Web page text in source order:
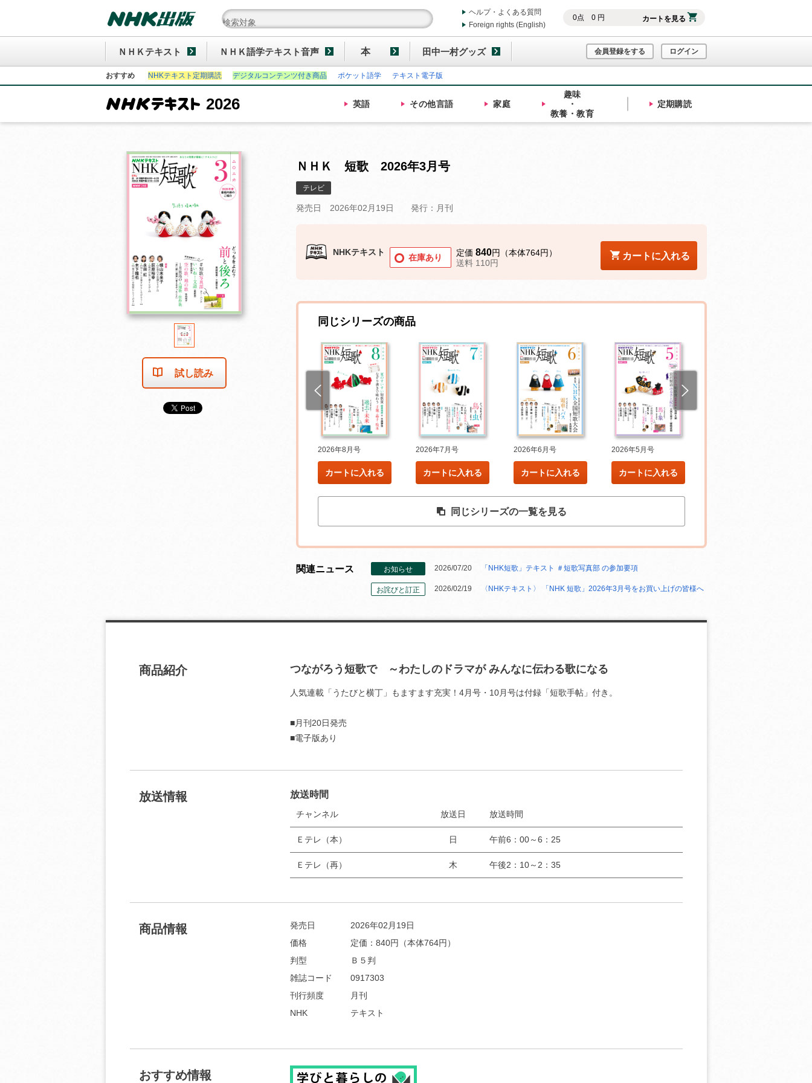
0点 0円 カートを見る
ヘルプ・よくある質問
Foreign rights (English)
ＮＨＫテキスト ＮＨＫ語学テキスト音声 本 田中一村グッズ 会員登録をする ログイン
おすすめ NHKテキスト定期購読 デジタルコンテンツ付き商品 ポケット語学 テキスト電子版
2026 英語 その他言語 家庭
趣味
・
教養・教育
定期購読
試し読み
ＮＨＫ 短歌 2026年3月号
テレビ
発売日 2026年02月19日 発行：月刊
NHKテキスト
在庫あり 定価 840円（本体764円）
送料 110円
カートに入れる
同じシリーズの商品
2026年8月号
カートに入れる
2026年7月号
カートに入れる
2026年6月号
カートに入れる
2026年5月号
カートに入れる
同じシリーズの一覧を見る
関連ニュース お知らせ 2026/07/20 「NHK短歌」テキスト ＃短歌写真部 の参加要項
お詫びと訂正 2026/02/19 〈NHKテキスト〉 「NHK 短歌」2026年3月号をお買い上げの皆様へ
商品紹介 つながろう短歌で ～わたしのドラマが みんなに伝わる歌になる
人気連載「うたびと横丁」もますます充実！4月号・10月号は付録「短歌手帖」付き。
■月刊20日発売
■電子版あり
放送情報 放送時間
チャンネル 放送日 放送時間
Ｅテレ（本） 日 午前6：00～6：25
Ｅテレ（再） 木 午後2：10～2：35
商品情報 発売日
2026年02月19日
価格
定価： 840円（本体764円）
判型
Ｂ５判
雑誌コード
0917303
刊行頻度
月刊
NHK
テキスト
おすすめ情報